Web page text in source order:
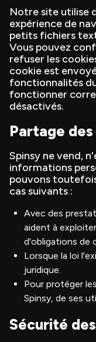
Notre site utilise
expérience de
petits fichiers
Vous pouvez
refuser les
cookie est
fonctionnalités
fonctionner
désactivés.
Partage
Spinsy ne vend,
informations
pouvons
cas suivants :
Avec des
aident à
d'obligations de
Lorsque la loi
juridique.
Pour protéger
Spinsy, de ses
Sécurité